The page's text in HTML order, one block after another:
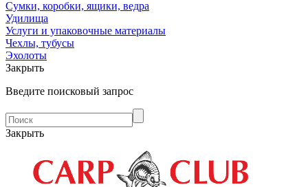
Сумки, коробки, ящики, ведра
Удилища
Услуги и упаковочные материалы
Чехлы, тубусы
Эхолоты
Закрыть
Введите поисковый запрос
Закрыть